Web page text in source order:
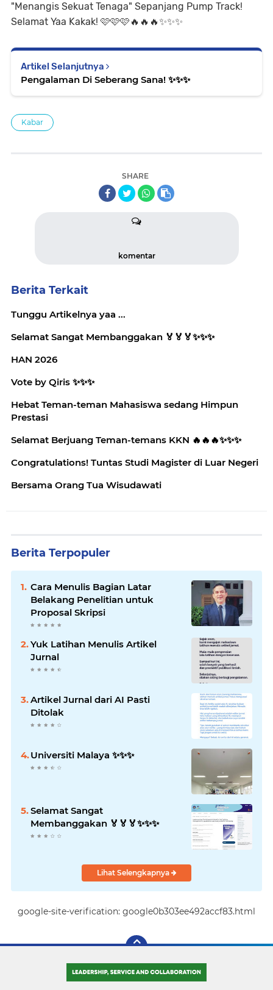
"Menangis Sekuat Tenaga" Sepanjang Pump Track!
Selamat Yaa Kakak! 🩷🩷🩷🔥🔥🔥✨️✨️✨️
Artikel Selanjutnya
Pengalaman Di Seberang Sana! ✨️✨️✨️
Kabar
SHARE
komentar
Berita Terkait
Tunggu Artikelnya yaa ...
Selamat Sangat Membanggakan 🏅🏅🏅✨️✨️✨️
HAN 2026
Vote by Qiris ✨️✨️✨️
Hebat Teman-teman Mahasiswa sedang Himpun
Prestasi
Selamat Berjuang Teman-temans KKN 🔥🔥🔥✨️✨️✨️
Congratulations! Tuntas Studi Magister di Luar Negeri
Bersama Orang Tua Wisudawati
Berita Terpopuler
Cara Menulis Bagian Latar
Belakang Penelitian untuk
Proposal Skripsi
Yuk Latihan Menulis Artikel
Jurnal
Artikel Jurnal dari AI Pasti
Ditolak
Universiti Malaya ✨️✨️✨️
Selamat Sangat
Membanggakan 🏅🏅🏅✨️✨️✨️
Lihat Selengkapnya
google-site-verification: google0b303ee492accf83.html